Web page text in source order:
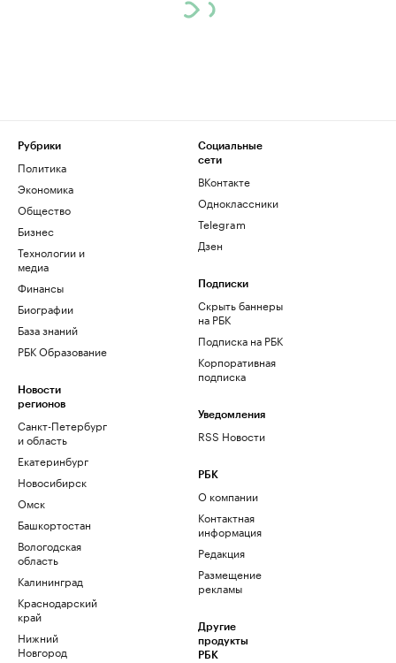
Рубрики
Политика
Экономика
Общество
Бизнес
Технологии и
медиа
Финансы
Биографии
База знаний
РБК Образование
Новости
регионов
Санкт-Петербург
и область
Екатеринбург
Новосибирск
Омск
Башкортостан
Вологодская
область
Калининград
Краснодарский
край
Нижний
Новгород
Социальные
сети
ВКонтакте
Одноклассники
Telegram
Дзен
Подписки
Скрыть баннеры
на РБК
Подписка на РБК
Корпоративная
подписка
Уведомления
RSS Новости
РБК
О компании
Контактная
информация
Редакция
Размещение
рекламы
Другие
продукты
РБК